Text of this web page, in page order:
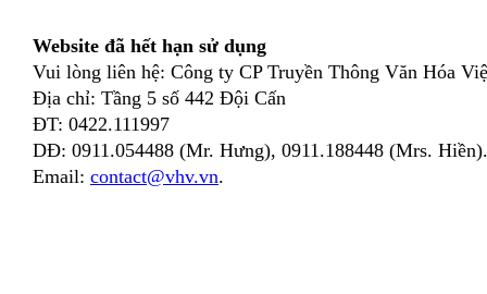
Website đã hết hạn sử dụng
Vui lòng liên hệ: Công ty CP Truyền Thông Văn Hóa
Địa chỉ: Tầng 5 số 442 Đội Cấn
ĐT: 0422.111997
DĐ: 0911.054488 (Mr. Hưng), 0911.188448 (Mrs. Hiền).
Email: contact@vhv.vn.